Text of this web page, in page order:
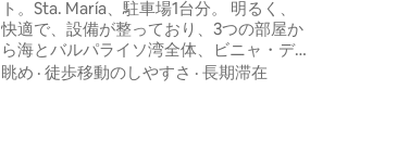
ト。Sta. María、駐車場1台分。 明るく、
快適で、設備が整っており、3つの部屋か
ら海とバルパライソ湾全体、ビニャ・デ
ル・マールの美しい景色が見えます。
眺め · 徒歩移動のしやすさ · 長期滞在